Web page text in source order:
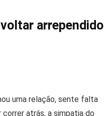
arrependido
uma relação, sente falta
correr atrás, a simpatia do